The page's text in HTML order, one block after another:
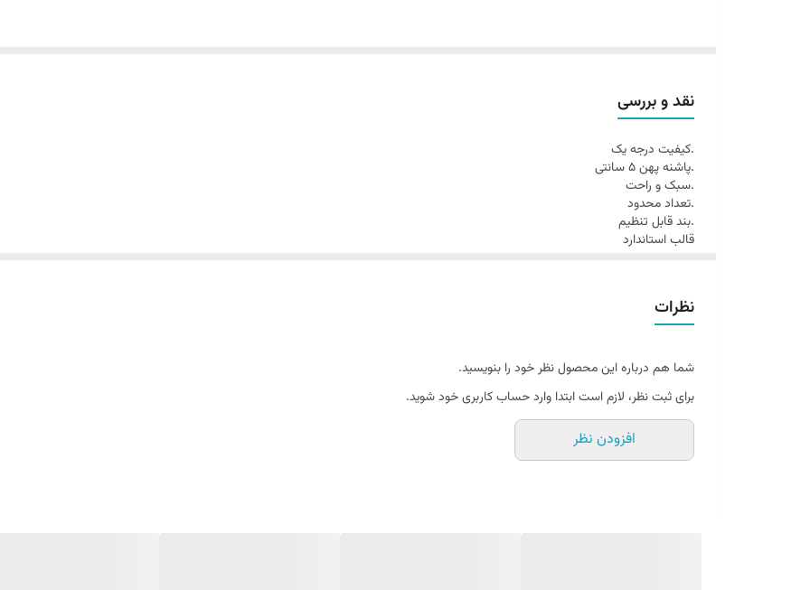
نقد و بررسی
.کیفیت درجه یک
.پاشنه پهن 5 سانتی
.سبک و راحت
.تعداد محدود
.بند قابل تنظیم
قالب استاندارد
نظرات
شما هم درباره این محصول نظر خود را بنویسید.
برای ثبت نظر، لازم است ابتدا وارد حساب کاربری خود شوید.
افزودن نظر